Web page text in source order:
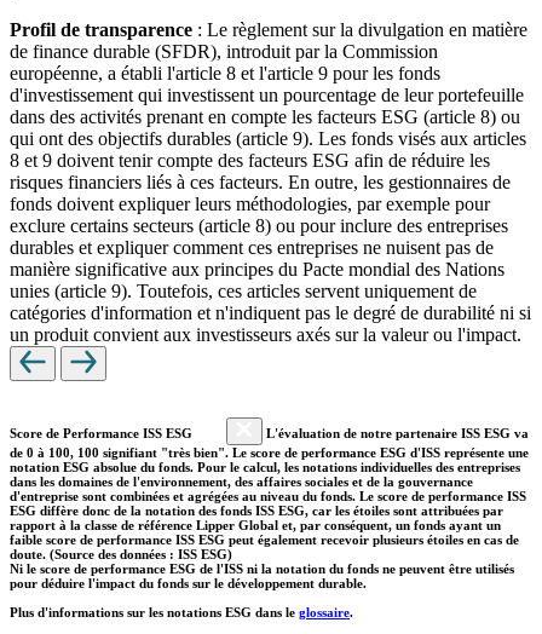
Profil de transparence : Le règlement sur la divulgation en matière
de finance durable (SFDR), introduit par la Commission
européenne, a établi l'article 8 et l'article 9 pour les fonds
d'investissement qui investissent un pourcentage de leur portefeuille
dans des activités prenant en compte les facteurs ESG (article 8) ou
qui ont des objectifs durables (article 9). Les fonds visés aux articles
8 et 9 doivent tenir compte des facteurs ESG afin de réduire les
risques financiers liés à ces facteurs. En outre, les gestionnaires de
fonds doivent expliquer leurs méthodologies, par exemple pour
exclure certains secteurs (article 8) ou pour inclure des entreprises
durables et expliquer comment ces entreprises ne nuisent pas de
manière significative aux principes du Pacte mondial des Nations
unies (article 9). Toutefois, ces articles servent uniquement de
catégories d'information et n'indiquent pas le degré de durabilité ni si
un produit convient aux investisseurs axés sur la valeur ou l'impact.
Score de Performance ISS ESG
L'évaluation de notre partenaire ISS ESG va
de 0 à 100, 100 signifiant "très bien". Le score de performance ESG d'ISS représente une
notation ESG absolue du fonds. Pour le calcul, les notations individuelles des entreprises
dans les domaines de l'environnement, des affaires sociales et de la gouvernance
d'entreprise sont combinées et agrégées au niveau du fonds. Le score de performance ISS
ESG diffère donc de la notation des fonds ISS ESG, car les étoiles sont attribuées par
rapport à la classe de référence Lipper Global et, par conséquent, un fonds ayant un
faible score de performance ISS ESG peut également recevoir plusieurs étoiles en cas de
doute. (Source des données : ISS ESG)
Ni le score de performance ESG de l'ISS ni la notation du fonds ne peuvent être utilisés
pour déduire l'impact du fonds sur le développement durable.
Plus d'informations sur les notations ESG dans le glossaire.